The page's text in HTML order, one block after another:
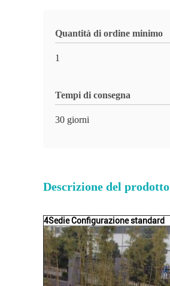
Quantità di ordine minimo
1
Tempi di consegna
30 giorni
Descrizione del prodotto
4SedieConfigurazione standard